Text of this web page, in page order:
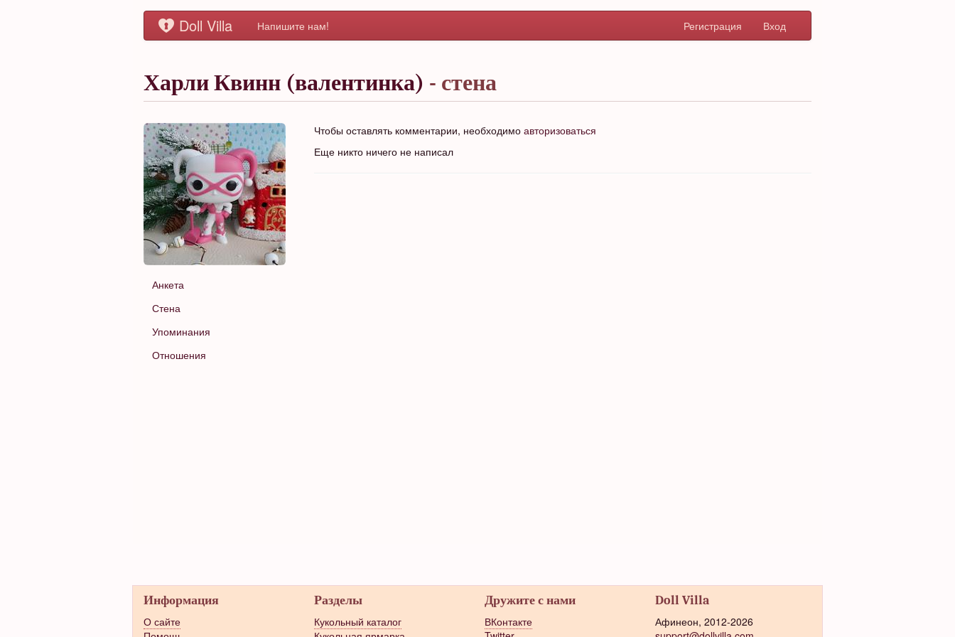
Doll Villa Напишите нам! Регистрация Вход
Харли Квинн (валентинка) - стена
Анкета
Стена
Упоминания
Отношения
Чтобы оставлять комментарии, необходимо авторизоваться
Еще никто ничего не написал
Информация
О сайте
Разделы
Кукольный каталог
Дружите с нами
ВКонтакте
Doll Villa
Афинеон, 2012-2026